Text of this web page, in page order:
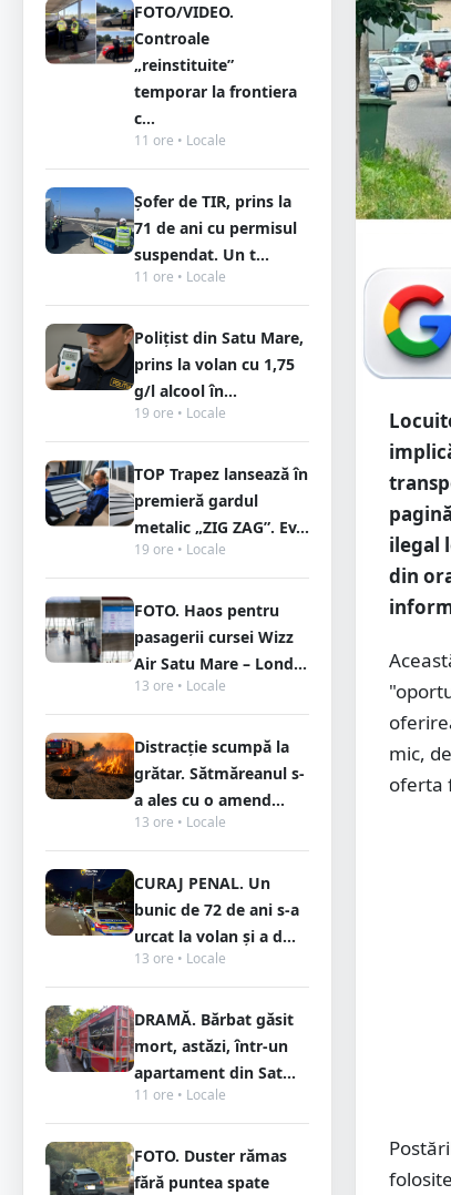
FOTO/VIDEO.
Controale
„reinstituite”
temporar la frontiera
c...
11 ore • Locale
Șofer de TIR, prins la
71 de ani cu permisul
suspendat. Un t...
11 ore • Locale
Polițist din Satu Mare,
prins la volan cu 1,75
g/l alcool în...
19 ore • Locale
TOP Trapez lansează în
premieră gardul
metalic „ZIG ZAG”. Ev...
19 ore • Locale
FOTO. Haos pentru
pasagerii cursei Wizz
Air Satu Mare – Lond...
13 ore • Locale
Distracție scumpă la
grătar. Sătmăreanul s-
a ales cu o amend...
13 ore • Locale
CURAJ PENAL. Un
bunic de 72 de ani s-a
urcat la volan și a d...
13 ore • Locale
DRAMĂ. Bărbat găsit
mort, astăzi, într-un
apartament din Sat...
11 ore • Locale
FOTO. Duster rămas
fără puntea spate
ilegal
din
mic,
oferta